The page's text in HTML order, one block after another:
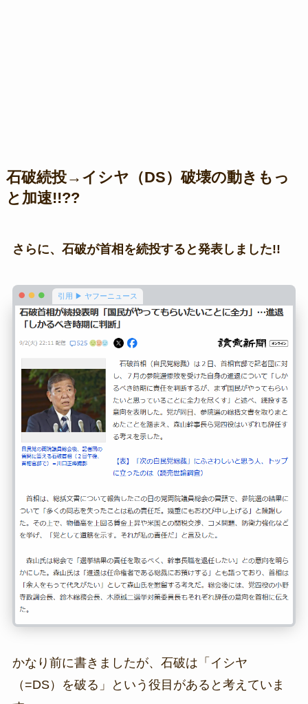
石破続投→イシヤ（DS）破壊の動きもっ
と加速!!??
さらに、石破が首相を続投すると発表しました!!
引用 ▶ ヤフーニュース
かなり前に書きましたが、石破は「イシヤ
（=DS）を破る」という役目があると考えていま